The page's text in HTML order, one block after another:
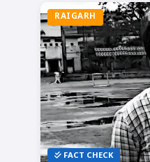
RAIGARH
FACT CHECK